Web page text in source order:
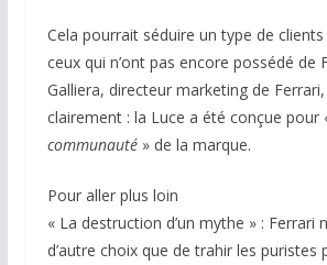
Cela pourrait séduire un type de clients
ceux qui n’ont pas encore possédé de
Galliera, directeur marketing de Ferrari,
clairement : la Luce a été conçue pour
communauté» de la marque.
Pour aller plus loin
« La destruction d’un mythe » : Ferrari
d’autre choix que de trahir les puristes